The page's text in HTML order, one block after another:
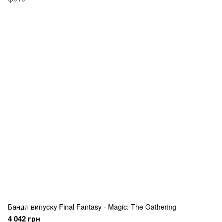
Бандл випуску Final Fantasy - Magic: The Gathering
4 042 грн